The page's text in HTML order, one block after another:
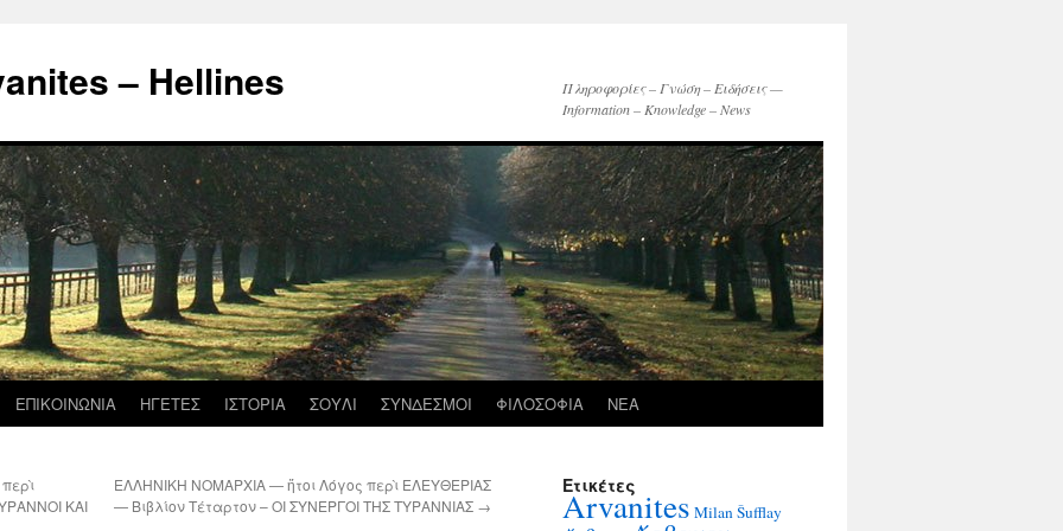
– Hellines
Πληροφορίες – Γνώση – Ειδήσεις —
Information – Knowledge – News
ΕΠΙΚΟΙΝΩΝΙΑ ΗΓΕΤΕΣ ΙΣΤΟΡΙΑ ΣΟΥΛΙ ΣΥΝΔΕΣΜΟΙ ΦΙΛΟΣΟΦΙΑ ΝΕΑ
ΚΑΙ
ΕΛΛΗΝΙΚΗ ΝΟΜΑΡΧΙΑ — ἤτοι Λόγος περὶ ΕΛΕΥΘΕΡΙΑΣ
— Βιβλίον Τέταρτον – ΟΙ ΣΥΝΕΡΓΟΙ ΤΗΣ ΤΥΡΑΝΝΙΑΣ →
Ετικέτες
Arvanites Milan Šufflay